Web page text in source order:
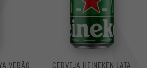
VERÃO
CERVEJA HEINEKEN LATA